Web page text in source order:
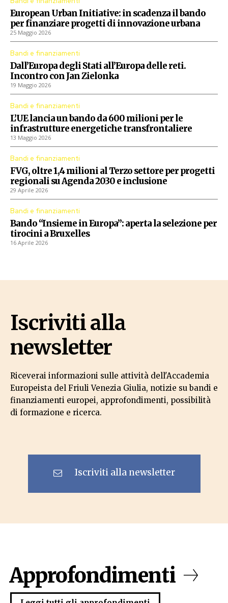
European Urban Initiative: in scadenza il bando
per finanziare progetti di innovazione urbana
25 Maggio 2026
Bandi e finanziamenti
Dall’Europa degli Stati all’Europa delle reti.
Incontro con Jan Zielonka
19 Maggio 2026
Bandi e finanziamenti
L’UE lancia un bando da 600 milioni per le
infrastrutture energetiche transfrontaliere
13 Maggio 2026
Bandi e finanziamenti
FVG, oltre 1,4 milioni al Terzo settore per progetti
regionali su Agenda 2030 e inclusione
29 Aprile 2026
Bandi e finanziamenti
Bando “Insieme in Europa”: aperta la selezione per
tirocini a Bruxelles
16 Aprile 2026
Iscriviti alla
newsletter
Riceverai informazioni sulle attività dell'Accademia
Europeista del Friuli Venezia Giulia, notizie su bandi e
finanziamenti europei, approfondimenti, possibilità
di formazione e ricerca.
Iscriviti alla newsletter
Approfondimenti